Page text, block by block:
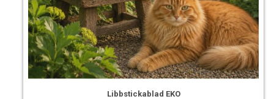
Libbstickablad EKO